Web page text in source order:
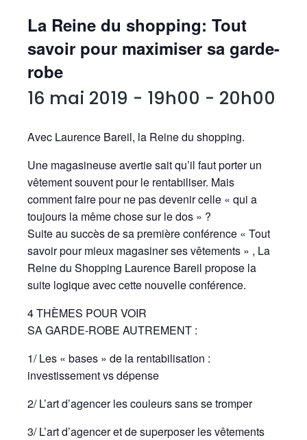
La Reine du shopping: Tout
savoir pour maximiser sa garde-
robe
16 mai 2019 - 19h00 - 20h00
Avec Laurence Bareil, la Reine du shopping.
Une magasineuse avertie sait qu’il faut porter un
vêtement souvent pour le rentabiliser. Mais
comment faire pour ne pas devenir celle « qui a
toujours la même chose sur le dos » ?
Suite au succès de sa première conférence « Tout
savoir pour mieux magasiner ses vêtements » , La
Reine du Shopping Laurence Bareil propose la
suite logique avec cette nouvelle conférence.
4 THÈMES POUR VOIR
SA GARDE-ROBE AUTREMENT :
1/ Les « bases » de la rentabilisation :
investissement vs dépense
2/ L’art d’agencer les couleurs sans se tromper
3/ L’art d’agencer et de superposer les vêtements